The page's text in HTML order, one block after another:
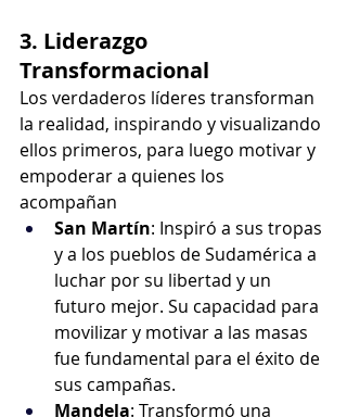
3. Liderazgo
Transformacional
Los verdaderos líderes transforman
la realidad, inspirando y visualizando
ellos primeros, para luego motivar y
empoderar a quienes los
acompañan
San Martín: Inspiró a sus tropas
y a los pueblos de Sudamérica a
luchar por su libertad y un
futuro mejor. Su capacidad para
movilizar y motivar a las masas
fue fundamental para el éxito de
sus campañas.
Mandela: Transformó una